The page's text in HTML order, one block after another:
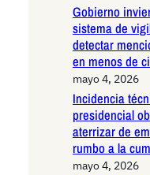
Gobierno
sistema de
detectar
en menos de
mayo 4, 2026
Incidencia
presidencial
aterrizar de
rumbo a la
mayo 4, 2026